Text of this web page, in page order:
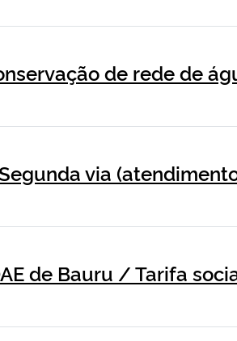
de rede de
via
de Bauru / Tarifa